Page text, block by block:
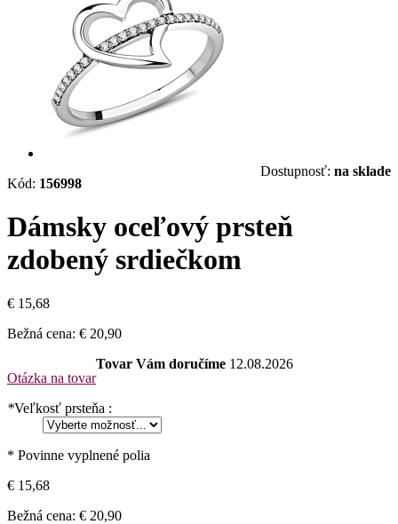
Kód: 156998
Dostupnosť: na sklade
Dámsky oceľový prsteň
zdobený srdiečkom
€ 15,68
Bežná cena: € 20,90
Otázka na tovar
Tovar Vám doručíme 12.08.2026
*Veľkosť prsteňa :
* Povinne vyplnené polia
€ 15,68
Bežná cena: € 20,90